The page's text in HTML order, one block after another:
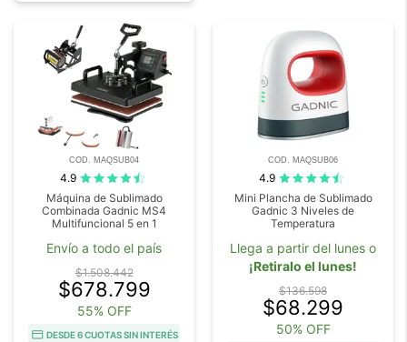
COD. MAQSUB04
4.9
Máquina de Sublimado
Combinada Gadnic MS4
Multifuncional 5 en 1
Envío a todo el país
$1.508.442
$678.799
55% OFF
DESDE 6 CUOTAS SIN INTERÉS
COD. MAQSUB06
4.9
Mini Plancha de Sublimado
Gadnic 3 Niveles de
Temperatura
Llega a partir del lunes o
¡Retiralo el lunes!
$136.598
$68.299
50% OFF